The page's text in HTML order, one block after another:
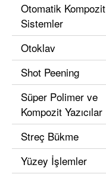
Otomatik Kompozit
Sistemler
Otoklav
Shot Peening
Süper Polimer ve
Kompozit Yazıcılar
Streç Bükme
Yüzey İşlemler